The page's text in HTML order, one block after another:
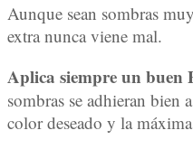
Aunque sean sombras
extra nunca viene mal.
Aplica siempre un buen
sombras se adhieran bien
color deseado y la